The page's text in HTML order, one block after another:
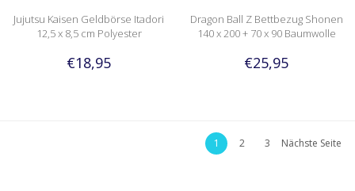
Jujutsu Kaisen Geldbörse Itadori
12,5 x 8,5 cm Polyester
€18,95
Dragon Ball Z Bettbezug Shonen
140 x 200 + 70 x 90 Baumwolle
€25,95
1 2 3 Nächste Seite